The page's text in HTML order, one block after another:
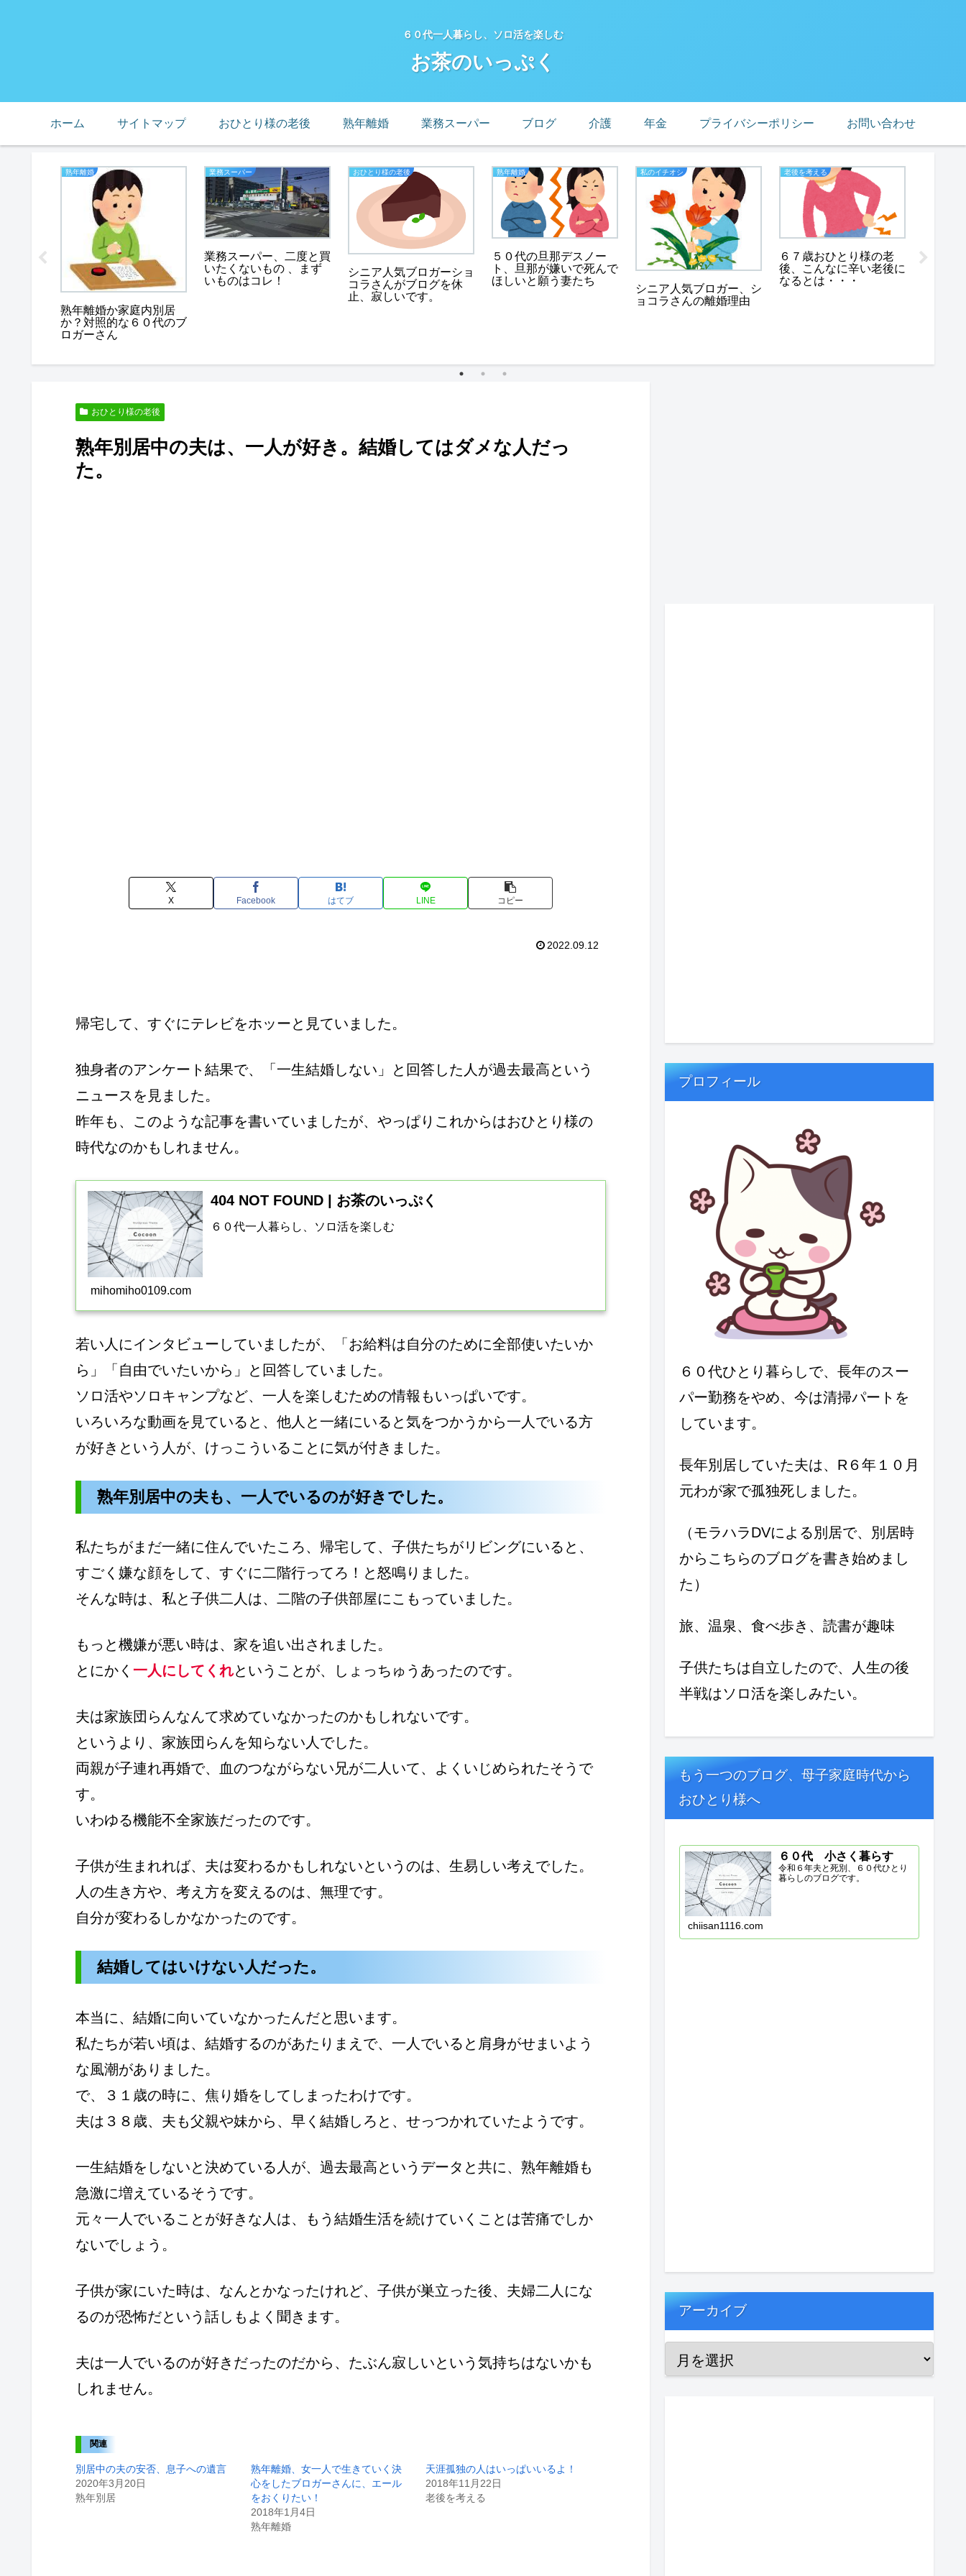
６０代一人暮らし、ソロ活を楽しむ
お茶のいっぷく
ホーム サイトマップ おひとり様の老後 熟年離婚 業務スーパー ブログ 介護 年金 プライバシーポリシー お問い合わせ
母の預
熟年離婚
熟年離婚か家庭内別居
か？対照的な６０代のブ
ロガーさん
業務スーパー
業務スーパー、二度と買
いたくないもの 、まず
いものはコレ！
おひとり様の老後
シニア人気ブロガーショ
コラさんがブログを休
止、寂しいです。
熟年離婚
５０代の旦那デスノー
ト、旦那が嫌いで死んで
ほしいと願う妻たち
私のイチオシ
シニア人気ブロガー、シ
ョコラさんの離婚理由
老後を考える
６７歳おひとり様の老
後、こんなに辛い老後に
なるとは・・・
おひとり様の老後
熟年別居中の夫は、一人が好き。結婚してはダメな人だっ
た。
X Facebook はてブ LINE コピー
2022.09.12
帰宅して、すぐにテレビをホッーと見ていました。
独身者のアンケート結果で、「一生結婚しない」と回答した人が過去最高という
ニュースを見ました。
昨年も、このような記事を書いていましたが、やっぱりこれからはおひとり様の
時代なのかもしれません。
404 NOT FOUND | お茶のいっぷく
６０代一人暮らし、ソロ活を楽しむ
mihomiho0109.com
若い人にインタビューしていましたが、「お給料は自分のために全部使いたいか
ら」「自由でいたいから」と回答していました。
ソロ活やソロキャンプなど、一人を楽しむための情報もいっぱいです。
いろいろな動画を見ていると、他人と一緒にいると気をつかうから一人でいる方
が好きという人が、けっこういることに気が付きました。
熟年別居中の夫も、一人でいるのが好きでした。
私たちがまだ一緒に住んでいたころ、帰宅して、子供たちがリビングにいると、
すごく嫌な顔をして、すぐに二階行ってろ！と怒鳴りました。
そんな時は、私と子供二人は、二階の子供部屋にこもっていました。
もっと機嫌が悪い時は、家を追い出されました。
とにかく 一人にしてくれということが、しょっちゅうあったのです。
夫は家族団らんなんて求めていなかったのかもしれないです。
というより、家族団らんを知らない人でした。
両親が子連れ再婚で、血のつながらない兄が二人いて、よくいじめられたそうで
す。
いわゆる機能不全家族だったのです。
子供が生まれれば、夫は変わるかもしれないというのは、生易しい考えでした。
人の生き方や、考え方を変えるのは、無理です。
自分が変わるしかなかったのです。
結婚してはいけない人だった。
本当に、結婚に向いていなかったんだと思います。
私たちが若い頃は、結婚するのがあたりまえで、一人でいると肩身がせまいよう
な風潮がありました。
で、３１歳の時に、焦り婚をしてしまったわけです。
夫は３８歳、夫も父親や妹から、早く結婚しろと、せっつかれていたようです。
一生結婚をしないと決めている人が、過去最高というデータと共に、熟年離婚も
急激に増えているそうです。
元々一人でいることが好きな人は、もう結婚生活を続けていくことは苦痛でしか
ないでしょう。
子供が家にいた時は、なんとかなったけれど、子供が巣立った後、夫婦二人にな
るのが恐怖だという話しもよく聞きます。
夫は一人でいるのが好きだったのだから、たぶん寂しいという気持ちはないかも
しれません。
関連
別居中の夫の安否、息子への遺言
2020年3月20日
熟年別居
熟年離婚、女一人で生きていく決
心をしたブロガーさんに、エール
をおくりたい！
2018年1月4日
熟年離婚
天涯孤独の人はいっぱいいるよ！
2018年11月22日
老後を考える
プロフィール
６０代ひとり暮らしで、長年のスー
パー勤務をやめ、今は清掃パートを
しています。
長年別居していた夫は、R６年１０月
元わが家で孤独死しました。
（モラハラDVによる別居で、別居時
からこちらのブログを書き始めまし
た）
旅、温泉、食べ歩き、読書が趣味
子供たちは自立したので、人生の後
半戦はソロ活を楽しみたい。
もう一つのブログ、母子家庭時代から
おひとり様へ
６０代 小さく暮らす
令和６年夫と死別、６０代ひとり
暮らしのブログです。
chiisan1116.com
アーカイブ